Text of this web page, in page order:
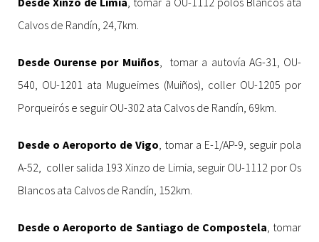
Calvos de Randín, 24,7km.
Desde Ourense por Muiños, tomar a autovía AG-31, OU-
540, OU-1201 ata Mugueimes (Muiños), coller OU-1205 por
Porqueirós e seguir OU-302 ata Calvos de Randín, 69km.
Desde o Aeroporto de Vigo, tomar a E-1/AP-9, seguir pola
A-52, coller salida 193 Xinzo de Limia, seguir OU-1112 por Os
Blancos ata Calvos de Randín, 152km.
Desde o Aeroporto de Santiago de Compostela, tomar